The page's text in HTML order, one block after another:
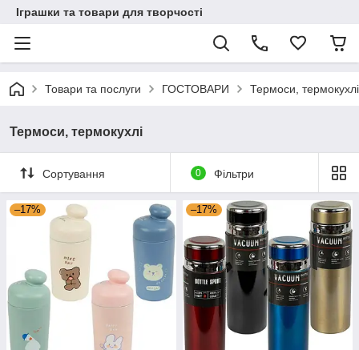
Іграшки та товари для творчості
Товари та послуги ГОСТОВАРИ Термоси, термокухлі
Термоси, термокухлі
Сортування 0 Фільтри
–17% –17%